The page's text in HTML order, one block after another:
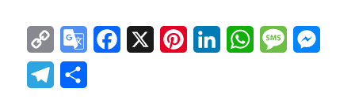
Copy
Link
GoogleFacebook
X Pinterest
LinkedInWhatsApp
Telegram